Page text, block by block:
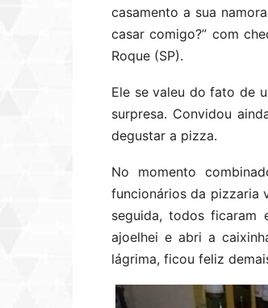
casamento a sua
casar comigo?” com
Roque (SP).
Ele se valeu do fato de
surpresa. Convidou
degustar a pizza.
No momento
funcionários da pizzaria
seguida, todos ficaram
ajoelhei e abri a
lágrima, ficou feliz